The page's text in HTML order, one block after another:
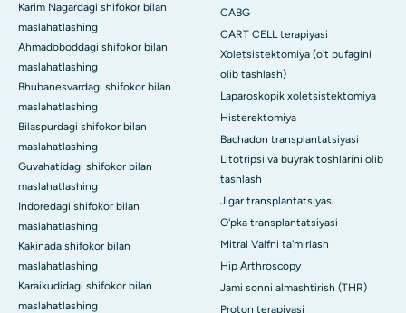
Karim Nagardagi shifokor bilan
maslahatlashing
Ahmadoboddagi shifokor bilan
maslahatlashing
Bhubanesvardagi shifokor bilan
maslahatlashing
Bilaspurdagi shifokor bilan
maslahatlashing
Guvahatidagi shifokor bilan
maslahatlashing
Indoredagi shifokor bilan
maslahatlashing
Kakinada shifokor bilan
maslahatlashing
Karaikudidagi shifokor bilan
maslahatlashing
CABG
CART CELL terapiyasi
Xoletsistektomiya (o't pufagini
olib tashlash)
Laparoskopik xoletsistektomiya
Histerektomiya
Bachadon transplantatsiyasi
Litotripsi va buyrak toshlarini olib
tashlash
Jigar transplantatsiyasi
O'pka transplantatsiyasi
Mitral Valfni ta'mirlash
Hip Arthroscopy
Jami sonni almashtirish (THR)
Proton terapiyasi